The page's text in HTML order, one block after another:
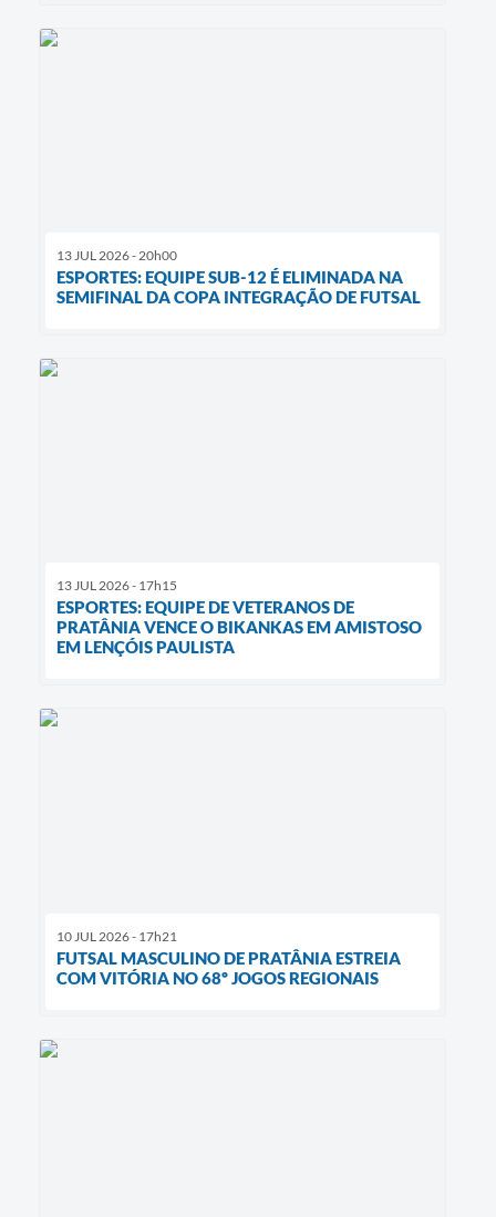
13 JUL 2026 - 20h00
ESPORTES: EQUIPE SUB-12 É ELIMINADA NA
SEMIFINAL DA COPA INTEGRAÇÃO DE FUTSAL
13 JUL 2026 - 17h15
ESPORTES: EQUIPE DE VETERANOS DE
PRATÂNIA VENCE O BIKANKAS EM AMISTOSO
EM LENÇÓIS PAULISTA
10 JUL 2026 - 17h21
FUTSAL MASCULINO DE PRATÂNIA ESTREIA
COM VITÓRIA NO 68º JOGOS REGIONAIS